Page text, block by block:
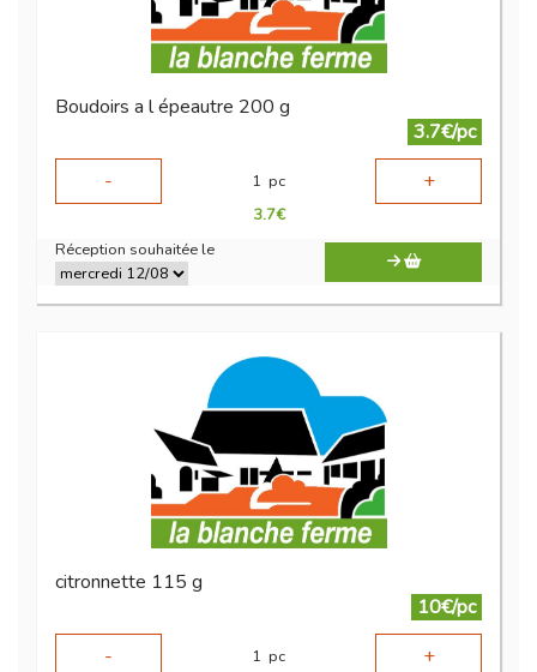
Boudoirs a l épeautre 200 g
3.7€/pc
-
1 pc +
3.7€
Réception souhaitée le
citronnette 115 g
10€/pc
-
1 pc +